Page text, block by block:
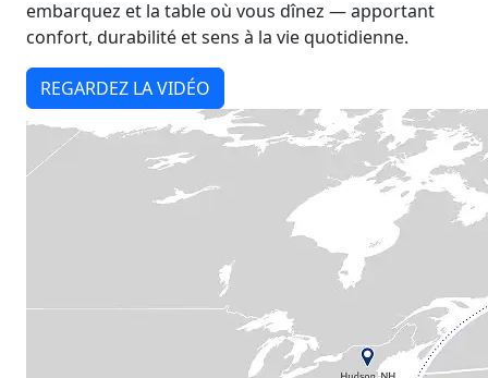
embarquez et la table où vous dînez — apportant
confort, durabilité et sens à la vie quotidienne.
REGARDEZ LA VIDÉO